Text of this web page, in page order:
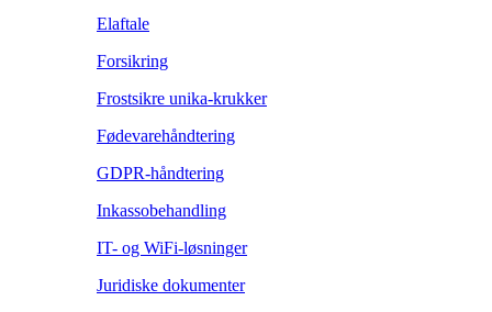
Elaftale
Forsikring
Frostsikre unika-krukker
Fødevarehåndtering
GDPR-håndtering
Inkassobehandling
IT- og WiFi-løsninger
Juridiske dokumenter